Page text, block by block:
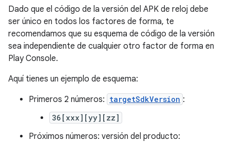
Dado que el código de la versión del APK de reloj debe
ser único en todos los factores de forma, te
recomendamos que su esquema de código de la versión
sea independiente de cualquier otro factor de forma en
Play Console.
Aquí tienes un ejemplo de esquema:
Primeros 2 números: targetSdkVersion :
36[xxx][yy][zz]
Próximos números: versión del producto: